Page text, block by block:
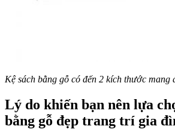
Kệ sách bằng gỗ có đến 2 kích thước
Lý do khiến bạn nên lựa
bằng gỗ đẹp trang trí gia